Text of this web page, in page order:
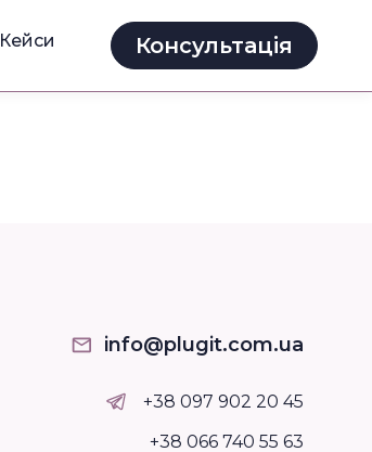
Кейси
Консультація
info@plugit.com.ua
+38 097 902 20 45
+38 066 740 55 63